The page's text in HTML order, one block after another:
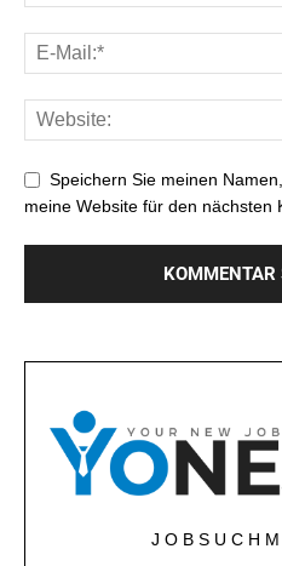
Speichern Sie meinen
meine Website für den nächsten